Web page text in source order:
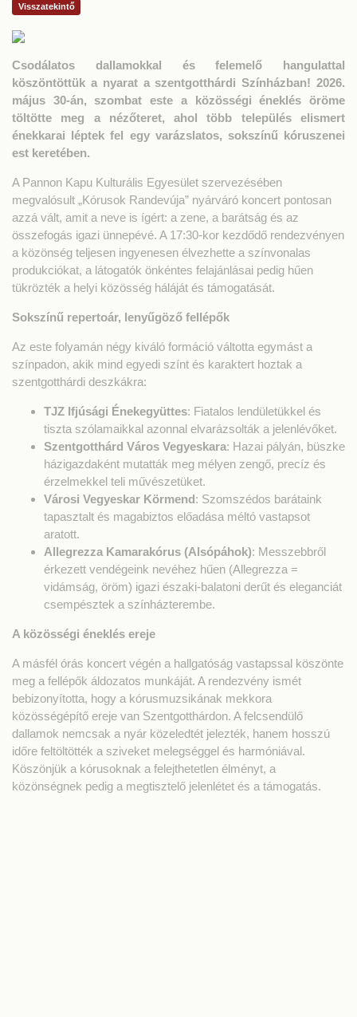
Visszatekintő
Csodálatos dallamokkal és felemelő hangulattal
köszöntöttük a nyarat a szentgotthárdi Színházban! 2026.
május 30-án, szombat este a közösségi éneklés öröme
töltötte meg a nézőteret, ahol több település elismert
énekkarai léptek fel egy varázslatos, sokszínű kóruszenei
est keretében.
A Pannon Kapu Kulturális Egyesület szervezésében
megvalósult „Kórusok Randevúja” nyárváró koncert pontosan
azzá vált, amit a neve is ígért: a zene, a barátság és az
összefogás igazi ünnepévé. A 17:30-kor kezdődő rendezvényen
a közönség teljesen ingyenesen élvezhette a színvonalas
produkciókat, a látogatók önkéntes felajánlásai pedig hűen
tükrözték a helyi közösség háláját és támogatását.
Sokszínű repertoár, lenyűgöző fellépők
Az este folyamán négy kiváló formáció váltotta egymást a
színpadon, akik mind egyedi színt és karaktert hoztak a
szentgotthárdi deszkákra:
TJZ Ifjúsági Énekegyüttes: Fiatalos lendületükkel és
tiszta szólamaikkal azonnal elvarázsolták a jelenlévőket.
Szentgotthárd Város Vegyeskara: Hazai pályán, büszke
házigazdaként mutatták meg mélyen zengő, precíz és
érzelmekkel teli művészetüket.
Városi Vegyeskar Körmend: Szomszédos barátaink
tapasztalt és magabiztos előadása méltó vastapsot
aratott.
Allegrezza Kamarakórus (Alsópáhok): Messzebbről
érkezett vendégeink nevéhez hűen (Allegrezza =
vidámság, öröm) igazi északi-balatoni derűt és eleganciát
csempésztek a színházterembe.
A közösségi éneklés ereje
A másfél órás koncert végén a hallgatóság vastapssal köszönte
meg a fellépők áldozatos munkáját. A rendezvény ismét
bebizonyította, hogy a kórusmuzsikának mekkora
közösségépítő ereje van Szentgotthárdon. A felcsendülő
dallamok nemcsak a nyár közeledtét jelezték, hanem hosszú
időre feltöltötték a sziveket melegséggel és harmóniával.
Köszönjük a kórusoknak a felejthetetlen élményt, a
közönségnek pedig a megtisztelő jelenlétet és a támogatás.